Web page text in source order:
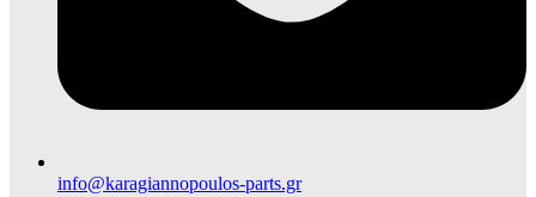
info@karagiannopoulos-parts.gr